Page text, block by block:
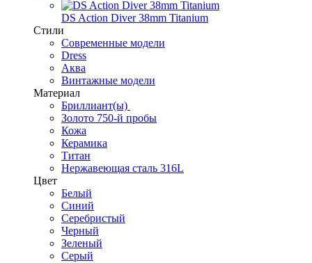
DS Action Diver 38mm Titanium
Стили
Современные модели
Dress
Аква
Винтажные модели
Материал
Бриллиант(ы)
Золото 750-й пробы
Кожа
Керамика
Титан
Нержавеющая сталь 316L
Цвет
Белый
Синий
Серебристый
Черный
Зеленый
Серый